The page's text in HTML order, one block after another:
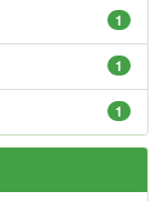
1
1
1